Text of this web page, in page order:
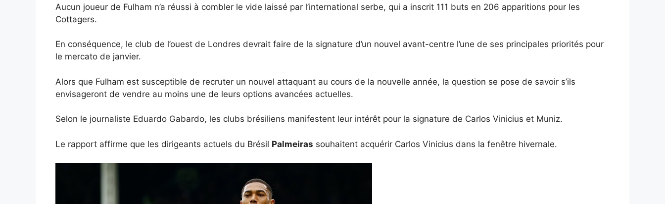
Aucun joueur de Fulham n’a réussi à combler le vide laissé par l’international serbe, qui a inscrit 111 buts en 206 apparitions pour les
Cottagers.
En conséquence, le club de l’ouest de Londres devrait faire de la signature d’un nouvel avant-centre l’une de ses principales priorités pour
le mercato de janvier.
Alors que Fulham est susceptible de recruter un nouvel attaquant au cours de la nouvelle année, la question se pose de savoir s’ils
envisageront de vendre au moins une de leurs options avancées actuelles.
Selon le journaliste Eduardo Gabardo, les clubs brésiliens manifestent leur intérêt pour la signature de Carlos Vinicius et Muniz.
Le rapport affirme que les dirigeants actuels du Brésil Palmeiras souhaitent acquérir Carlos Vinicius dans la fenêtre hivernale.